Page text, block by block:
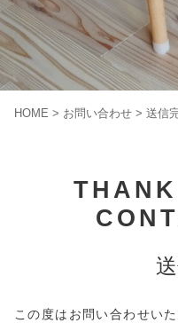
HOME > お問い合わせ > 送信
この度はお問い合わせい